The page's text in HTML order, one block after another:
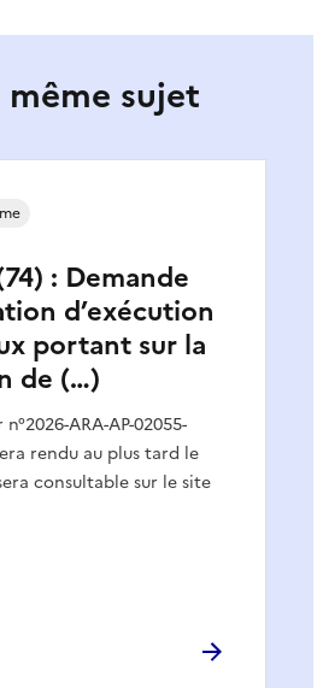
même sujet
: Demande
d’exécution
portant sur la
de (…)
ARA-AP-02055-
rendu au plus tard le
consultable sur le site